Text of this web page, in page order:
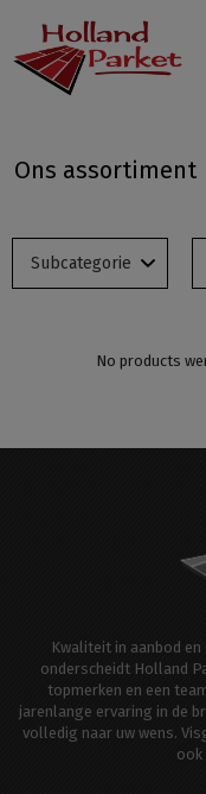
Traditionele
Ons assortiment
No products
Kwaliteit in aanbod
onderscheidt Holland
topmerken en een
jarenlange ervaring in de
volledig naar uw wens.
ook